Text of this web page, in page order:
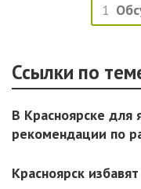
1
Ссылки по
В Красноярске для
рекомендации по
Красноярск